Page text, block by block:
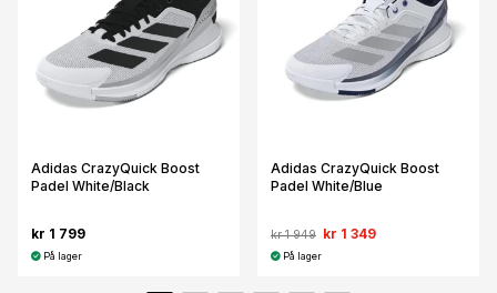
Adidas CrazyQuick Boost
Padel White/Black
kr 1 799
På lager
Adidas CrazyQuick Boost
Padel White/Blue
kr 1 949 kr 1 349
På lager